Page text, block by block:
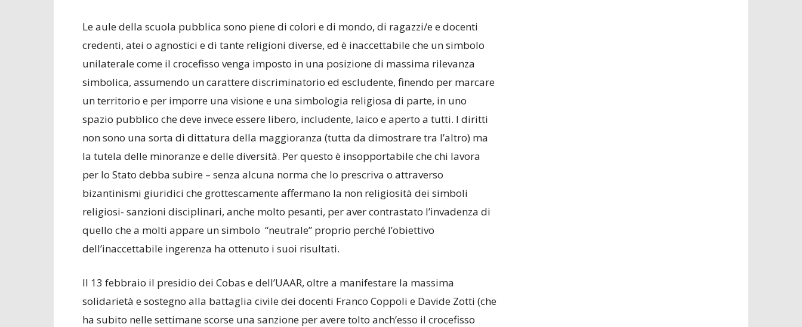
Le aule della scuola pubblica sono piene di colori e di mondo, di ragazzi/e e docenti
credenti, atei o agnostici e di tante religioni diverse, ed è inaccettabile che un simbolo
unilaterale come il crocefisso venga imposto in una posizione di massima rilevanza
simbolica, assumendo un carattere discriminatorio ed escludente, finendo per marcare
un territorio e per imporre una visione e una simbologia religiosa di parte, in uno
spazio pubblico che deve invece essere libero, includente, laico e aperto a tutti. I diritti
non sono una sorta di dittatura della maggioranza (tutta da dimostrare tra l’altro) ma
la tutela delle minoranze e delle diversità. Per questo è insopportabile che chi lavora
per lo Stato debba subire – senza alcuna norma che lo prescriva o attraverso
bizantinismi giuridici che grottescamente affermano la non religiosità dei simboli
religiosi- sanzioni disciplinari, anche molto pesanti, per aver contrastato l’invadenza di
quello che a molti appare un simbolo “neutrale” proprio perché l’obiettivo
dell’inaccettabile ingerenza ha ottenuto i suoi risultati.
Il 13 febbraio il presidio dei Cobas e dell’UAAR, oltre a manifestare la massima
solidarietà e sostegno alla battaglia civile dei docenti Franco Coppoli e Davide Zotti (che
ha subito nelle settimane scorse una sanzione per avere tolto anch’esso il crocefisso